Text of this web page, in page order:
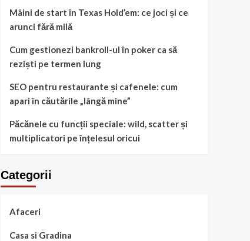
Mâini de start în Texas Hold’em: ce joci și ce
arunci fără milă
Cum gestionezi bankroll-ul în poker ca să
reziști pe termen lung
SEO pentru restaurante și cafenele: cum
apari în căutările „lângă mine”
Păcănele cu funcții speciale: wild, scatter și
multiplicatori pe înțelesul oricui
Categorii
Afaceri
Casa si Gradina